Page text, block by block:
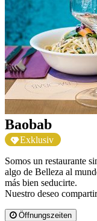
Baobab
Exklusiv
Somos un restaurante
algo de Belleza al
más bien seducirte.
Nuestro deseo
Öffnungszeiten